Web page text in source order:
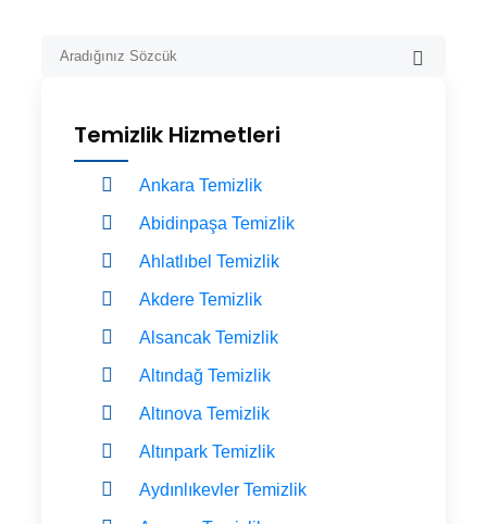
Temizlik Hizmetleri
Ankara Temizlik
Abidinpaşa Temizlik
Ahlatlıbel Temizlik
Akdere Temizlik
Alsancak Temizlik
Altındağ Temizlik
Altınova Temizlik
Altınpark Temizlik
Aydınlıkevler Temizlik